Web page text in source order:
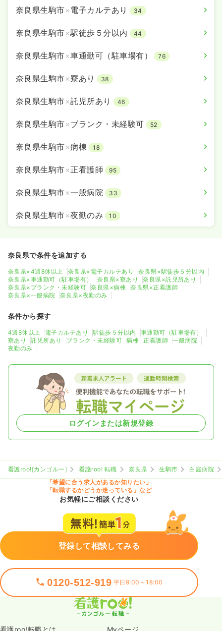
※一例
時間 8:30～17:15（休憩60分）
年間休日123日
4週8休以上
オンコールあり
年収500万円以上可
気になる
オペ室(手術室) 正看護師 一般病院
日勤のみ（常勤）
給与 26.8〜35.7万円/月 賞与3ヶ月
時間
8:30～17:15
月給35万円以上可
日勤のみ（パート） 一時募集休止
給与 時給1,700円
時間
8:30～17:15
オンコールあり
気になる 詳細を見る
検診・健診正・准看護師 一般病院
日勤のみ（パート） 一時募集休止
お問い合わせください
時間 9:00～18:00
気になる 詳細を見る
正看護師 一般病院
一時募集休止
日祝休み
月給24万円以上可
気になる
奈良県生駒市×電子カルテあり 34
奈良県生駒市×駅徒歩５分以内 44
奈良県生駒市×車通勤可（駐車場有） 76
奈良県生駒市×寮あり 38
奈良県生駒市×託児所あり 46
奈良県生駒市×ブランク・未経験可 52
奈良県生駒市×病棟 18
奈良県生駒市×正看護師 95
奈良県生駒市×一般病院 33
奈良県生駒市×夜勤のみ 10
奈良県で条件を追加する
奈良県×4週8休以上 奈良県×電子カルテあり
奈良県×駅徒歩５分以内
奈良県×車通勤可（駐車場有）
奈良県×寮あり
奈良県×託児所あり
奈良県×ブランク・未経験可
奈良県×病棟
奈良県×正看護師
奈良県×一般病院
奈良県×夜勤のみ
条件から探す
4週8休以上 電子カルテあり 駅徒歩５分以内
車通勤可（駐車場有）
寮あり
託児所あり ブランク・未経験可 病棟 正看護師
一般病院
夜勤のみ
ログインまたは新規登録
看護roo![カンゴルー] 看護roo! 転職 奈良県 生駒市
白庭病院
「希望に合う求人があるか知りたい」
「転職するかどうか迷っている」など
お気軽にご相談ください
登録して相談してみる
0120-512-919 平日9:00～18:00